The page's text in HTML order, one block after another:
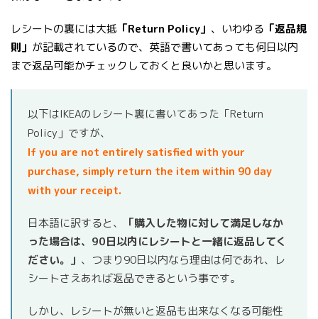
レシートの裏には大抵 「Return Policy」 、いわゆる 「返品規
則」 が記載されているので、英語で書いてあっても何日以内
まで返品可能かチェックしておくと良いかと思います。
以下はIKEAのレシート裏に書いてあった「Return
Policy」ですが、
If you are not entirely satisfied with your
purchase, simply return the item within 90 day
with your receipt.
日本語に訳すると、
「購入した物に対して満足しなか
った場合は、90日以内にレシートと一緒に返品してく
ださい。」 、つまり90日以内なら理由は何であれ、レ
シートさえあれば返品できるという事です。
しかし、レシートが無いと返品も出来なくなる可能性